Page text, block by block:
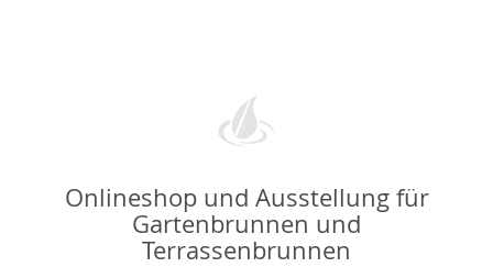
Onlineshop und Ausstellung für
Gartenbrunnen und
Terrassenbrunnen